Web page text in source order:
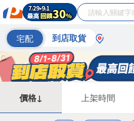
宅配 到店取貨
價格↓ 上架時間